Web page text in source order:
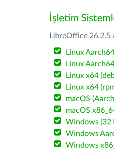
İşletim
LibreOffice 26.2.5
Linux
Linux
Linux x64
Linux x64
macOS
macOS
Windows (32
Windows
Windows